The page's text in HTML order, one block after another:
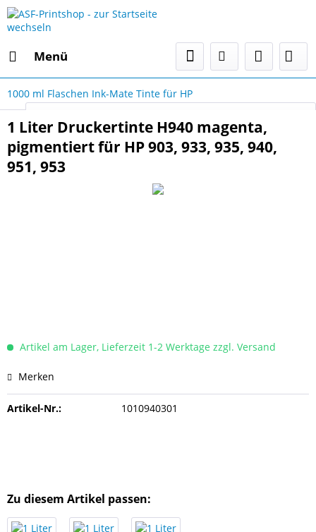
Menü
Select Language
1000 ml Flaschen Ink-Mate Tinte für HP
1 Liter Druckertinte H940 magenta,
pigmentiert für HP 903, 933, 935, 940,
951, 953
Artikel am Lager, Lieferzeit 1-2 Werktage zzgl. Versand
Merken
Artikel-Nr.: 1010940301
Zu diesem Artikel passen: